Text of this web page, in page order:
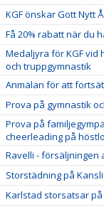
KGF önskar Gott Nytt
Få 20% rabatt när du
Medaljyra för KGF vid
och truppgymnastik
Anmälan för att
Prova på gymnastik
Prova på
cheerleading på
Ravelli - försäljningen
Storstädning på
Karlstad storsatsar